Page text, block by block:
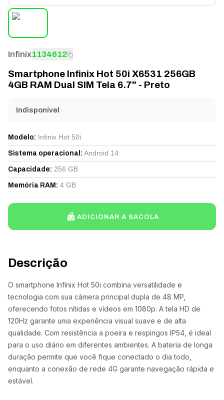
Descrição
O smartphone Infinix Hot 50i combina versatilidade e
tecnologia com sua câmera principal dupla de 48 MP,
oferecendo fotos nítidas e vídeos em 1080p. A tela HD de
120Hz garante uma experiência visual suave e de alta
qualidade. Com resistência a poeira e respingos IP54, é ideal
para o uso diário em diferentes ambientes. A bateria de longa
duração permite que você fique conectado o dia todo,
enquanto a conexão de rede 4G garante navegação rápida e
estável.
Infinix1134612
Smartphone Infinix Hot 50i X6531 256GB
4GB RAM Dual SIM Tela 6.7" - Preto
Indisponível
Modelo: Infinix Hot 50i
Sistema operacional : Android 14
Capacidade: 256 GB
Memória RAM : 4 GB
ADICIONAR A SACOLA